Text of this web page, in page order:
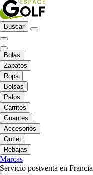
Buscar
Bolas
Zapatos
Ropa
Bolsas
Palos
Carritos
Guantes
Accesorios
Outlet
Rebajas
Marcas
Servicio postventa en Francia